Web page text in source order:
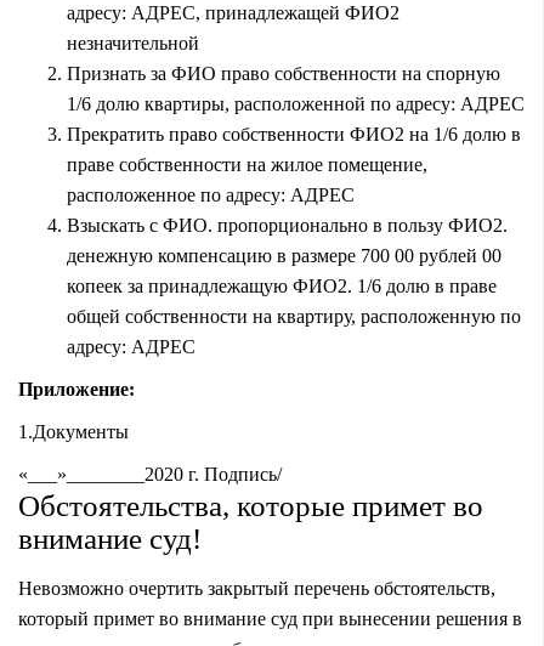
адресу: АДРЕС, принадлежащей ФИО2
незначительной
Признать за ФИО право собственности на спорную
1/6 долю квартиры, расположенной по адресу: АДРЕС
Прекратить право собственности ФИО2 на 1/6 долю в
праве собственности на жилое помещение,
расположенное по адресу: АДРЕС
Взыскать с ФИО. пропорционально в пользу ФИО2.
денежную компенсацию в размере 700 00 рублей 00
копеек за принадлежащую ФИО2. 1/6 долю в праве
общей собственности на квартиру, расположенную по
адресу: АДРЕС
Приложение:
1.Документы
«___»________2020 г. Подпись/
Обстоятельства, которые примет во
внимание суд!
Невозможно очертить закрытый перечень обстоятельств,
который примет во внимание суд при вынесении решения в